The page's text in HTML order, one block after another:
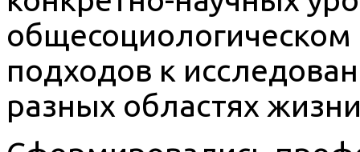
подходов к
разных областях